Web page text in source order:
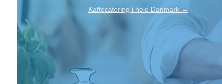
Se alle...
Kaffecatering i hele Danmark →